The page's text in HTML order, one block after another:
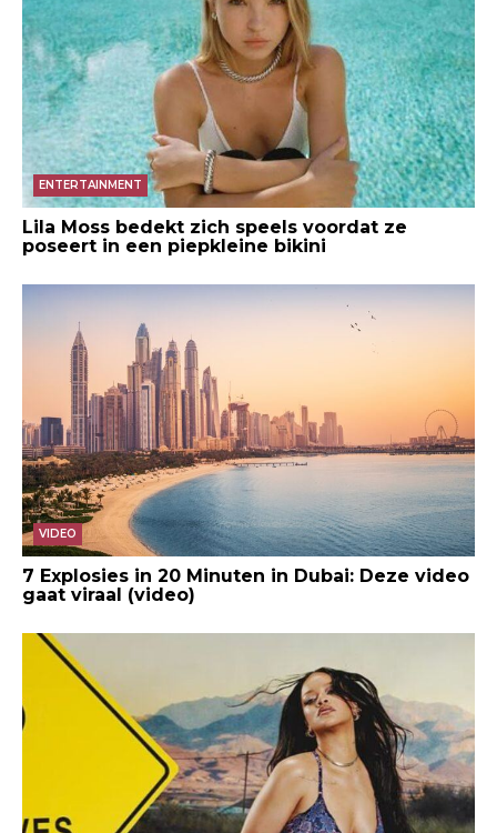
ENTERTAINMENT
Lila Moss bedekt zich speels voordat ze
poseert in een piepkleine bikini
VIDEO
7 Explosies in 20 Minuten in Dubai: Deze video
gaat viraal (video)